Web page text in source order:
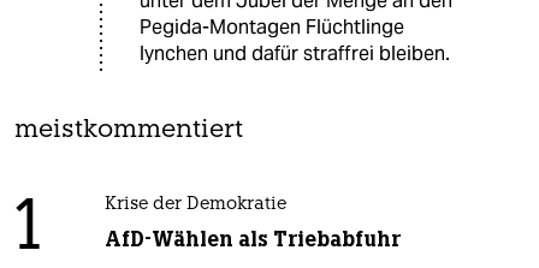
Pegida-Montagen Flüchtlinge
lynchen und dafür straffrei bleiben.
meistkommentiert
1 Krise der Demokratie
AfD-Wählen als Triebabfuhr